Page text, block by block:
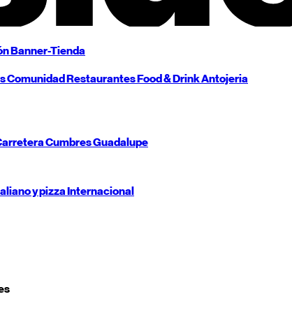
Banner-Tienda
ComunidadRestaurantesFood & DrinkAntojeria
CumbresGuadalupe
y pizzaInternacional